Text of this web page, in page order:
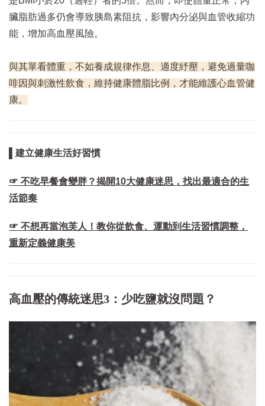
臟脂肪過多仍會導致胰島素阻抗，影響內分泌與血管收縮功
能，增加高血壓風險。
與其單看體重，不如養成規律作息、適度紓壓，避免過量咖
啡因與刺激性飲食，維持健康體脂比例，才能維護心血管健
康。
▌建立健康生活好習慣
☞ 不吃早餐會變胖？揭開10大健康迷思，找出最適合的生
活節奏
☞ 不想再當泡芙人！教你從飲食、運動到生活習慣調整，
重新定義健康美
高血壓的傳統迷思3：少吃鹽就沒問題？